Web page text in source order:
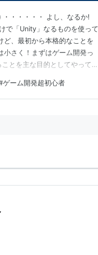
・・・・・・ よし、なるか!
で「Unity」なるものを使って
ど、最初から本格的なことを
小さく！まずはゲーム開発っ
とを主な目的としてやってい
form-07.hatenab…
ゲーム開発超初心者